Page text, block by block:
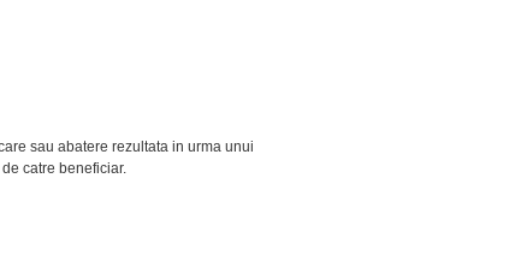
sau abatere rezultata in urma unui
catre beneficiar.